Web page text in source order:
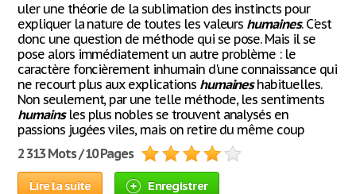
uler une théorie de la sublimation des instincts pour
expliquer la nature de toutes les valeurs humaines. C'est
donc une question de méthode qui se pose. Mais il se
pose alors immédiatement un autre problème : le
caractère foncièrement inhumain d'une connaissance qui
ne recourt plus aux explications humaineshabituelles.
Non seulement, par une telle méthode, les sentiments
humainsles plus nobles se trouvent analysés en
passions jugées viles, mais on retire du même coup
2 313 Mots / 10 Pages
Lire la suite Enregistrer